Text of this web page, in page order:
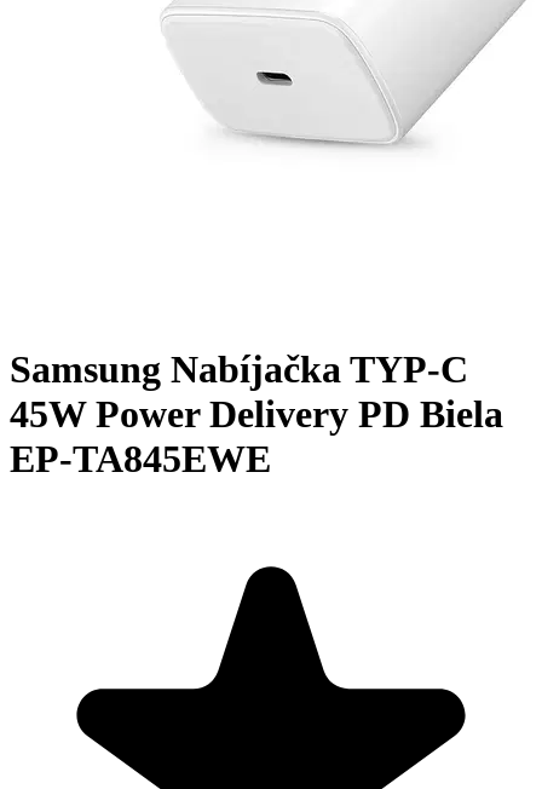
Samsung Nabíjačka TYP-C
45W Power Delivery PD Biela
EP-TA845EWE